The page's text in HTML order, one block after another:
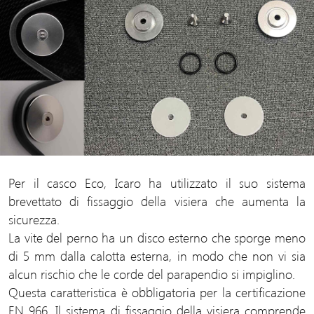
Per il casco Eco, Icaro ha utilizzato il suo sistema
brevettato di fissaggio della visiera che aumenta la
sicurezza.
La vite del perno ha un disco esterno che sporge meno
di 5 mm dalla calotta esterna, in modo che non vi sia
alcun rischio che le corde del parapendio si impiglino.
Questa caratteristica è obbligatoria per la certificazione
EN 966. Il sistema di fissaggio della visiera comprende